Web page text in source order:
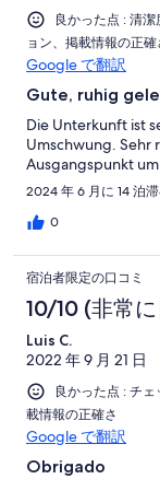
良かった点 : 清
ョン、掲載情報の正確
Google で翻訳
Gute, ruhig
Die Unterkunft ist
Umschwung. Sehr
Ausgangspunkt
2024 年 6 月に 14 泊
0
宿泊者限定の口コミ
10/10 (非常
Luis C.
2022 年 9 月 21 日
良かった点 : チ
載情報の正確さ
Google で翻訳
Obrigado